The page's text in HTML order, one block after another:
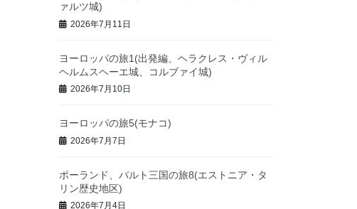
ァルツ城)
2026年7月11日
ヨーロッパの旅1(出発編、ヘラクレス・ヴィル
ヘルムスヘーエ城、コルブァイ城)
2026年7月10日
ヨーロッパの旅5(モナコ)
2026年7月7日
ポーランド、バルト三国の旅8(エストニア・タ
リン歴史地区)
2026年7月4日